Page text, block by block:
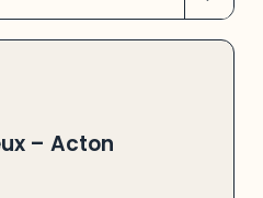
– Acton